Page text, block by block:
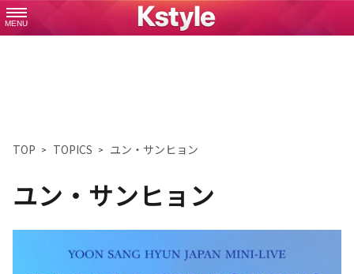
MENU
TOP TOPICS ユン・サンヒョン
ユン・サンヒョン